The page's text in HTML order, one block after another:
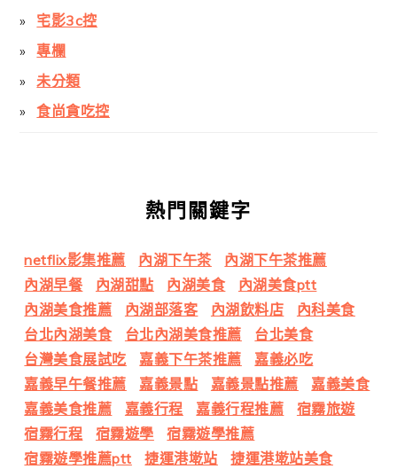
宅影3c控
專欄
未分類
食尚貪吃控
熱門關鍵字
netflix影集推薦 內湖下午茶
內湖下午茶推薦
內湖早餐
內湖甜點 內湖美食
內湖美食ptt
內湖美食推薦
內湖部落客 內湖飲料店
內科美食
台北內湖美食
台北內湖美食推薦
台北美食
台灣美食展試吃
嘉義下午茶推薦
嘉義必吃
嘉義早午餐推薦
嘉義景點 嘉義景點推薦
嘉義美食
嘉義美食推薦
嘉義行程 嘉義行程推薦
宿霧旅遊
宿霧行程
宿霧遊學
宿霧遊學推薦
宿霧遊學推薦ptt
捷運港墘站 捷運港墘站美食